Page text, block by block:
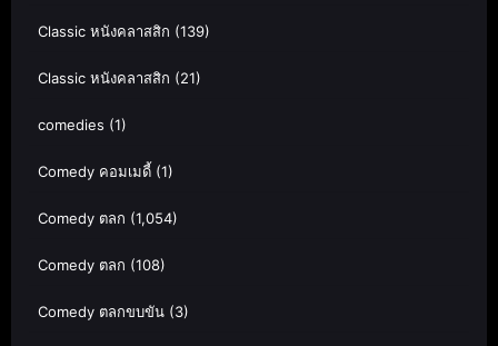
Classic หนังคลาสสิก (139)
Classic หนังคลาสสิก (21)
comedies (1)
Comedy คอมเมดี้ (1)
Comedy ตลก (1,054)
Comedy ตลก (108)
Comedy ตลกขบขัน (3)